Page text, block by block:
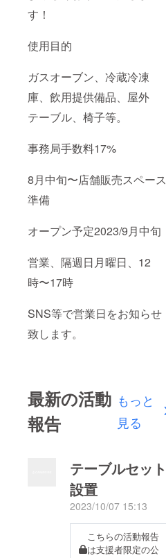
す！
使用目的
ガスオーブン、冷蔵冷凍
庫、飲用提供備品、屋外
テーブル、椅子等。
事務局手数料17%
8月中旬〜店舗販売スペース
準備
オープン予定2023/9月中旬
営業、隔週日月曜日、12
時〜17時
SNS等で営業日をお知らせ
致します。
最新の活動
報告
もっと
見る
テーブルセット
設置
2023/10/07 15:13
こちらの活動報告
は支援者限定の公